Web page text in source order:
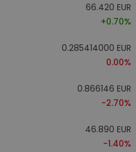
66.420 EUR
+0.70%
0.285414000 EUR
0.00%
0.866146 EUR
-2.70%
46.890 EUR
-1.40%